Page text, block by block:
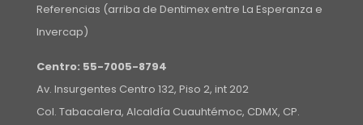
Referencias (arriba de Dentimex entre La Esperanza e
Invercap)
Centro: 55-7005-8794
Av. Insurgentes Centro 132, Piso 2, int 202
Col. Tabacalera, Alcaldía Cuauhtémoc, CDMX, CP.